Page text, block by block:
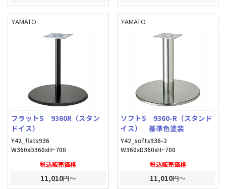
YAMATO
フラットS 9360R（スタン
ドイス）
Y42_flats936
W360xD360xH~700
税込販売価格
11,010円～
YAMATO
ソフトS 9360-R（スタンド
イス） 基準色塗装
Y42_softs936-2
W360xD360xH~700
税込販売価格
11,010円～